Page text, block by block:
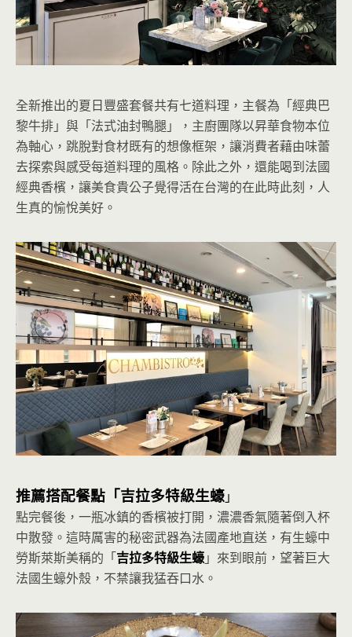
全新推出的夏日豐盛套餐共有七道料理，主餐為「經典巴
黎牛排」與「法式油封鴨腿」，主廚團隊以昇華食物本位
為軸心，跳脫對食材既有的想像框架，讓消費者藉由味蕾
去探索與感受每道料理的風格。除此之外，還能喝到法國
經典香檳，讓美食貴公子覺得活在台灣的在此時此刻，人
生真的愉悅美好。
推薦搭配餐點「吉拉多特級生蠔」
點完餐後，一瓶冰鎮的香檳被打開，濃濃香氣隨著倒入杯
中散發。這時厲害的秘密武器為法國產地直送，有生蠔中
勞斯萊斯美稱的「吉拉多特級生蠔」來到眼前，望著巨大
法國生蠔外殼，不禁讓我猛吞口水。